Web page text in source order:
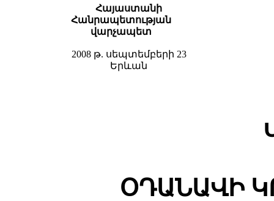
Հայաստանի
Հանրապետության
վարչապետ
2008 թ. սեպտեմբերի 23
Երևան
ՕԴԱՆԱՎԻ